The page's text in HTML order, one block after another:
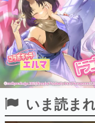
ピック
いま読ま